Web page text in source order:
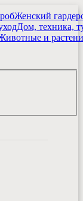
Женский
Дом, техника,
и